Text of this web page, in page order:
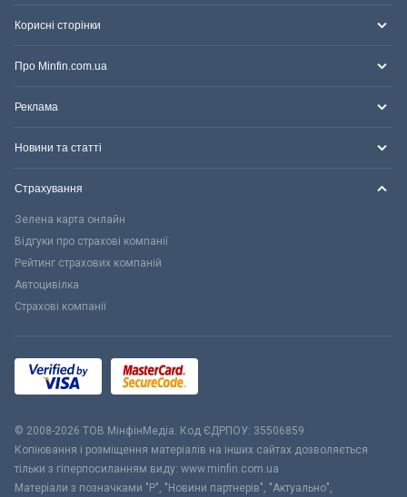
Корисні сторінки
Про Minfin.com.ua
Реклама
Новини та статті
Страхування
Зелена карта онлайн
Відгуки про страхові компанії
Рейтинг страхових компаній
Автоцивілка
Страхові компанії
© 2008-2026 ТОВ МiнфiнМедiа. Код ЄДРПОУ: 35506859
Копіювання і розміщення матеріалів на інших сайтах дозволяється
тільки з гіперпосиланням виду: www.minfin.com.ua
Матеріали з позначками "Р", "Новини партнерів", "Актуально",